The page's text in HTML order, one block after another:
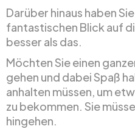
Darüber hinaus haben
fantastischen Blick auf
besser als das.
Möchten Sie einen
gehen und dabei Spaß
anhalten müssen, um
zu bekommen. Sie
hingehen.